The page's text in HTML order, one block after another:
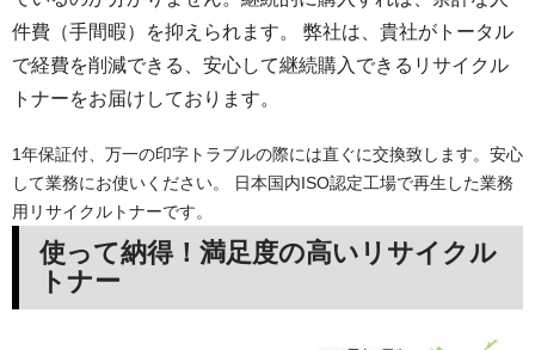
件費（手間暇）を抑えられます。 弊社は、貴社がトータル
で経費を削減できる、安心して継続購入できるリサイクル
トナーをお届けしております。
1年保証付、万一の印字トラブルの際には直ぐに交換致します。安心
して業務にお使いください。 日本国内ISO認定工場で再生した業務
用リサイクルトナーです。
使って納得！満足度の高いリサイクル
トナー